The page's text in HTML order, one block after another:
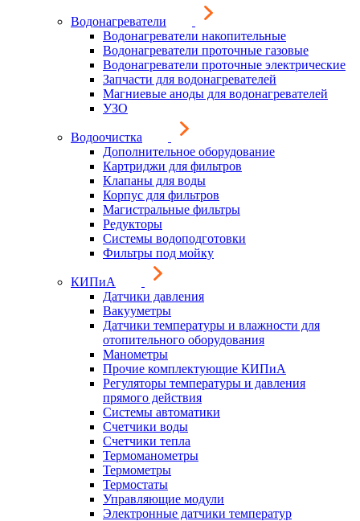
Водонагреватели
Водонагреватели накопительные
Водонагреватели проточные газовые
Водонагреватели проточные электрические
Запчасти для водонагревателей
Магниевые аноды для водонагревателей
УЗО
Водоочистка
Дополнительное оборудование
Картриджи для фильтров
Клапаны для воды
Корпус для фильтров
Магистральные фильтры
Редукторы
Системы водоподготовки
Фильтры под мойку
КИПиА
Датчики давления
Вакууметры
Датчики температуры и влажности для
отопительного оборудования
Манометры
Прочие комплектующие КИПиА
Регуляторы температуры и давления
прямого действия
Системы автоматики
Счетчики воды
Счетчики тепла
Термоманометры
Термометры
Термостаты
Управляющие модули
Электронные датчики температур